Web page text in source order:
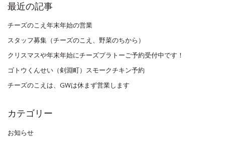
最近の記事
チーズのこえ年末年始の営業
スタッフ募集（チーズのこえ、野菜のちから）
クリスマスや年末年始にチーズプラトーご予約受付中です！
ゴトウくんせい（剣淵町）スモークチキン予約
チーズのこえは、GWは休まず営業します
カテゴリー
お知らせ